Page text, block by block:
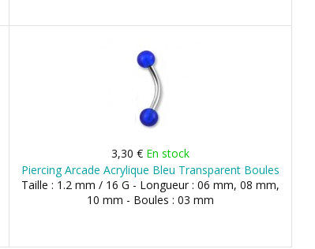
3,30 € En stock
Piercing Arcade Acrylique Bleu Transparent Boules
Taille : 1.2 mm / 16 G - Longueur : 06 mm, 08 mm,
10 mm - Boules : 03 mm